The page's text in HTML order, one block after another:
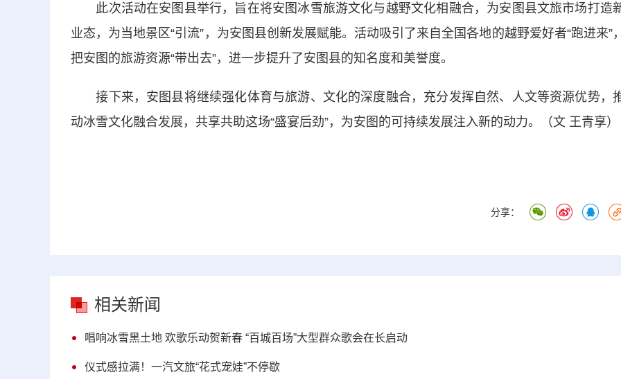
此次活动在安图县举行，旨在将安图冰雪旅游文化与越野文化相融合，为安图县文旅市场打造
业态，为当地景区“引流”，为安图县创新发展赋能。活动吸引了来自全国各地的越野爱好者“跑进来”
把安图的旅游资源“带出去”，进一步提升了安图县的知名度和美誉度。
接下来，安图县将继续强化体育与旅游、文化的深度融合，充分发挥自然、人文等资源优势，
动冰雪文化融合发展，共享共助这场“盛宴后劲”，为安图的可持续发展注入新的动力。（文 王青享）
分享：
相关新闻
唱响冰雪黑土地 欢歌乐动贺新春 “百城百场”大型群众歌会在长启动
仪式感拉满！一汽文旅“花式宠娃”不停歇